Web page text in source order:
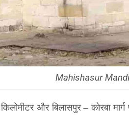
Mahishasur
किलोमीटर और बिलासपुर – कोरबा